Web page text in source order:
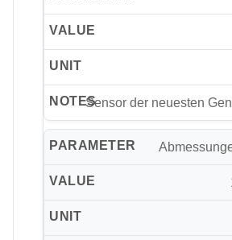
Sensor der neuesten